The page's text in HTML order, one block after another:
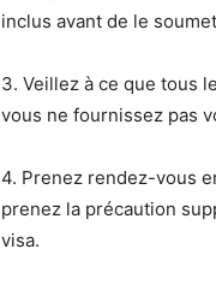
inclus avant de le
3. Veillez à ce que tous
vous ne fournissez pas
4. Prenez rendez-vous
prenez la précaution
visa.